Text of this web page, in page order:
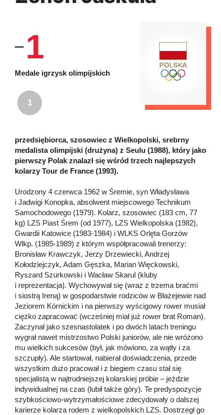
1
Medale igrzysk olimpijskich
1
przedsiębiorca, szosowiec z Wielkopolski, srebrny
medalista olimpijski (drużyna) z Seulu (1988), który jako
pierwszy Polak znalazł się wśród trzech najlepszych
kolarzy Tour de France (1993).
Urodzony 4 czerwca 1962 w Śremie, syn Władysława
i Jadwigi Konopka, absolwent miejscowego Technikum
Samochodowego (1979). Kolarz, szosowiec (183 cm, 77
kg) LZS Piast Śrem (od 1977), LZS Wielkopolska (1982),
Gwardii Katowice (1983-1984) i WLKS Orlęta Gorzów
Wlkp. (1985-1989) z którym współpracowali trenerzy:
Bronisław Krawczyk, Jerzy Drzewiecki, Andrzej
Kołodziejczyk, Adam Gęszka, Marian Więckowski,
Ryszard Szurkowski i Wacław Skarul (kluby
i reprezentacja). Wychowywał się (wraz z trzema braćmi
i siostrą Ireną) w gospodarstwie rodziców w Błażejewie nad
Jeziorem Kórnickim i na pierwszy wyścigowy rower musiał
ciężko zapracować (wcześniej miał już rower brat Roman).
Zaczynał jako szesnastolatek i po dwóch latach treningu
wygrał nawet mistrzostwo Polski juniorów, ale nie wróżono
mu wielkich sukcesów (był, jak mówiono, za wątły i za
szczupły). Ale startował, nabierał doświadczenia, przede
wszystkim dużo pracował i z biegiem czasu stał się
specjalistą w najtrudniejszej kolarskiej próbie – jeździe
indywidualnej na czas (lubił także góry). Te predyspozycje
szybkościowo-wytrzymałościowe zdecydowały o dalszej
karierze kolarza rodem z wielkopolskich LZS. Dostrzegł go